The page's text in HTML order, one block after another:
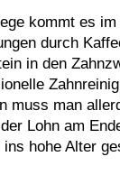
kommt es
durch
in den
muss man
Lohn am
hohe Alter